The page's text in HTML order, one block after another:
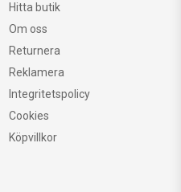
Hitta butik
Om oss
Returnera
Reklamera
Integritetspolicy
Cookies
Köpvillkor